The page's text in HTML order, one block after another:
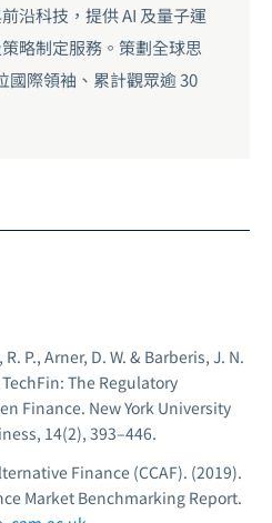
沿科技，提供 AI 及量子運
略制定服務。策劃全球思
國際領袖、累計觀眾逾 30
P., Arner, D. W. & Barberis, J. N.
The Regulatory
Finance. New York University
14(2), 393–446.
Finance (CCAF). (2019).
Market Benchmarking Report.